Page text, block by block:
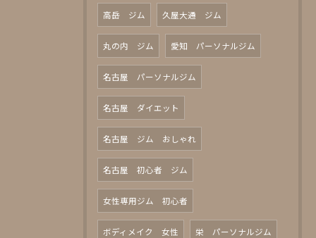
高岳 ジム 久屋大通 ジム
丸の内 ジム 愛知 パーソナルジム
名古屋 パーソナルジム
名古屋 ダイエット
名古屋 ジム おしゃれ
名古屋 初心者 ジム
女性専用ジム 初心者
ボディメイク 女性 栄 パーソナルジム